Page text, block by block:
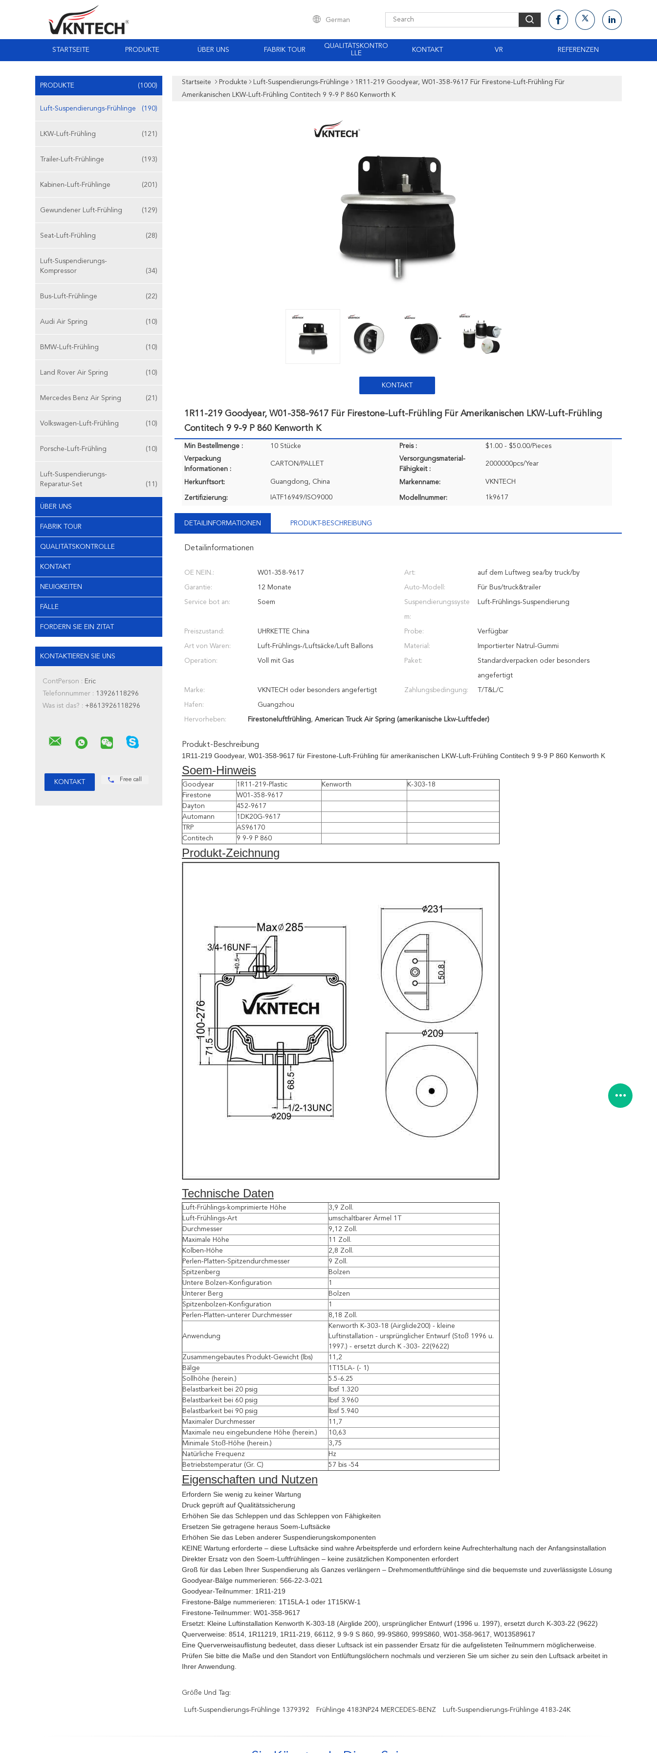
German
STARTSEITE PRODUKTE ÜBER UNS FABRIK TOUR
QUALITÄTSKONTRO
LLE
KONTAKT VR REFERENZEN
PRODUKTE (1000)
Luft-Suspendierungs-Frühlinge (190)
LKW-Luft-Frühling (121)
Trailer-Luft-Frühlinge (193)
Kabinen-Luft-Frühlinge (201)
Gewundener Luft-Frühling (129)
Seat-Luft-Frühling (28)
Luft-Suspendierungs-
Kompressor
(34)
Bus-Luft-Frühlinge (22)
Audi Air Spring (10)
BMW-Luft-Frühling (10)
Land Rover Air Spring (10)
Mercedes Benz Air Spring (21)
Volkswagen-Luft-Frühling (10)
Porsche-Luft-Frühling (10)
Luft-Suspendierungs-
Reparatur-Set
(11)
ÜBER UNS
FABRIK TOUR
QUALITÄTSKONTROLLE
KONTAKT
NEUIGKEITEN
FÄLLE
FORDERN SIE EIN ZITAT
KONTAKTIEREN SIE UNS
ContPerson : Eric
Telefonnummer : 13926118296
Was ist das? : +8613926118296
Free call
Startseite Produkte Luft-Suspendierungs-Frühlinge
1R11-219 Goodyear, W01-358-9617 Für Firestone-Luft-Frühling Für
Amerikanischen LKW-Luft-Frühling Contitech 9 9-9 P 860 Kenworth K
KONTAKT
1R11-219 Goodyear, W01-358-9617 Für Firestone-Luft-Frühling Für Amerikanischen LKW-Luft-Frühling
Contitech 9 9-9 P 860 Kenworth K
Min Bestellmenge : 10 Stücke Preis :
$1.00 - $50.00/Pieces
Verpackung
Informationen :
CARTON/PALLET
Versorgungsmaterial-
Fähigkeit :
2000000pcs/Year
Herkunftsort: Guangdong, China Markenname: VKNTECH
Zertifizierung: IATF16949/ISO9000 Modellnummer: 1k9617
DETAILINFORMATIONEN PRODUKT-BESCHREIBUNG
Detailinformationen
OE NEIN.: W01-358-9617 Art: auf dem Luftweg sea/by truck/by
Garantie: 12 Monate Auto-Modell: Für Bus/truck&trailer
Service bot an: Soem Suspendierungssyste
m:
Luft-Frühlings-Suspendierung
Preiszustand: UHRKETTE China Probe: Verfügbar
Art von Waren: Luft-Frühlings-/Luftsäcke/Luft Ballons Material: Importierter Natrul-Gummi
Operation: Voll mit Gas Paket: Standardverpacken oder besonders
angefertigt
Marke: VKNTECH oder besonders angefertigt Zahlungsbedingung: T/T&L/C
Hafen: Guangzhou
Hervorheben: Firestoneluftfrühling, American Truck Air Spring (amerikanische Lkw-Luftfeder)
Produkt-Beschreibung
1R11-219 Goodyear, W01-358-9617 für Firestone-Luft-Frühling für amerikanischen LKW-Luft-Frühling Contitech 9 9-9 P 860 Kenworth K
Soem-Hinweis
Goodyear 1R11-219-Plastic Kenworth
K-303-18
Firestone
W01-358-9617
Dayton
452-9617
Automann
1DK20G-9617
TRP
AS96170
Contitech
9 9-9 P 860
Produkt-Zeichnung
Technische Daten
Luft-Frühlings-komprimierte Höhe
3,9 Zoll.
Luft-Frühlings-Art
umschaltbarer Ärmel 1T
Durchmesser
9,12 Zoll.
Maximale Höhe
11 Zoll.
Kolben-Höhe
2,8 Zoll.
Perlen-Platten-Spitzendurchmesser
9 Zoll.
Spitzenberg
Bolzen
Untere Bolzen-Konfiguration
1
Unterer Berg
Bolzen
Spitzenbolzen-Konfiguration
1
Perlen-Platten-unterer Durchmesser
8,18 Zoll.
Anwendung
Kenworth K-303-18 (Airglide200) - kleine
Luftinstallation - ursprünglicher Entwurf (Stoß 1996 u.
1997.) - ersetzt durch K -303- 22(9622)
Zusammengebautes Produkt-Gewicht (lbs)
11,2
Bälge
1T15LA- (- 1)
Sollhöhe (herein.)
5.5-6.25
Belastbarkeit bei 20 psig
lbsf 1.320
Belastbarkeit bei 60 psig
lbsf 3.960
Belastbarkeit bei 90 psig
lbsf 5.940
Maximaler Durchmesser
11,7
Maximale neu eingebundene Höhe (herein.)
10,63
Minimale Stoß-Höhe (herein.)
3,75
Natürliche Frequenz
Hz
Betriebstemperatur (Gr. C)
57 bis -54
Eigenschaften und Nutzen
Erfordern Sie wenig zu keiner Wartung
Druck geprüft auf Qualitätssicherung
Erhöhen Sie das Schleppen und das Schleppen von Fähigkeiten
Ersetzen Sie getragene heraus Soem-Luftsäcke
Erhöhen Sie das Leben anderer Suspendierungskomponenten
KEINE Wartung erforderte – diese Luftsäcke sind wahre Arbeitspferde und erfordern keine Aufrechterhaltung nach der Anfangsinstallation
Direkter Ersatz von den Soem-Luftfrühlingen – keine zusätzlichen Komponenten erfordert
Groß für das Leben Ihrer Suspendierung als Ganzes verlängern – Drehmomentluftfrühlinge sind die bequemste und zuverlässigste Lösung
Goodyear-Bälge nummerieren: 566-22-3-021
Goodyear-Teilnummer: 1R11-219
Firestone-Bälge nummerieren: 1T15LA-1 oder 1T15KW-1
Firestone-Teilnummer: W01-358-9617
Ersetzt: Kleine Luftinstallation Kenworth K-303-18 (Airglide 200), ursprünglicher Entwurf (1996 u. 1997), ersetzt durch K-303-22 (9622)
Querverweise: 8514, 1R11219, 1R11-219, 66112, 9 9-9 S 860, 99-9S860, 999S860, W01-358-9617, W013589617
Eine Querverweisauflistung bedeutet, dass dieser Luftsack ist ein passender Ersatz für die aufgelisteten Teilnummern möglicherweise.
Prüfen Sie bitte die Maße und den Standort von Entlüftungslöchern nochmals und verzieren Sie um sicher zu sein den Luftsack arbeitet in
Ihrer Anwendung.
Größe Und Tag:
Luft-Suspendierungs-Frühlinge 1379392 Frühlinge 4183NP24 MERCEDES-BENZ Luft-Suspendierungs-Frühlinge 4183-24K